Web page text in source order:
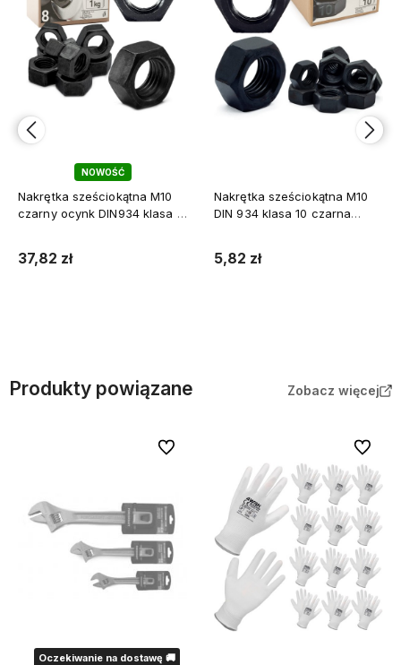
NOWOŚĆ
Nakrętka sześciokątna M10
czarny ocynk DIN934 klasa 8
37,82 zł
Nakrętka sześciokątna M10
DIN 934 klasa 10 czarna
5,82 zł
Produkty powiązane Zobacz więcej
Oczekiwanie na dostawę 🚚
Do ulubionych Do